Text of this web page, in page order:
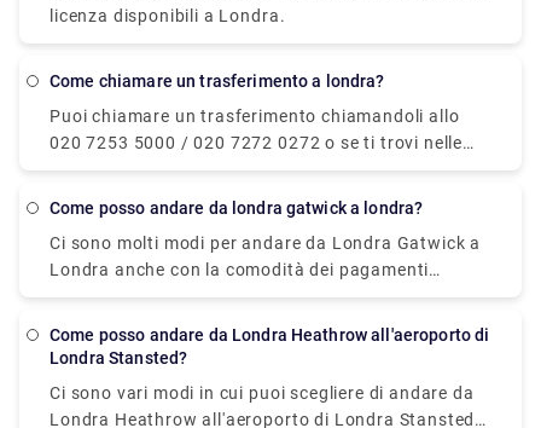
licenza disponibili a Londra.
Come chiamare un trasferimento a londra?
Puoi chiamare un trasferimento chiamandoli allo
020 7253 5000 / 020 7272 0272 o se ti trovi nelle
vicinanze del centro, basta cercare un'etichetta
prenotare in anticipo un taxi di trasferimento
privato dal nostro sito Web (Rydeu) e ottenere un
viaggio porta a porta senza ostacoli.
Come posso andare da londra gatwick a londra?
Ci sono molti modi per andare da Londra Gatwick a
Londra anche con la comodità dei pagamenti
contactless. Il servizio ferroviario diretto del
impiega 30 minuti. In secondo luogo, puoi anche
privato su Rydeu.com. Simile a un servizio taxi, ma
Come posso andare da Londra Heathrow all'aeroporto di
Londra Stansted?
Ci sono vari modi in cui puoi scegliere di andare da
Londra Heathrow all'aeroporto di Londra Stansted.